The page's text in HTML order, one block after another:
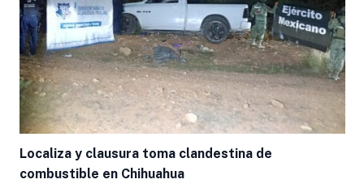
Localiza y clausura toma clandestina de
combustible en Chihuahua